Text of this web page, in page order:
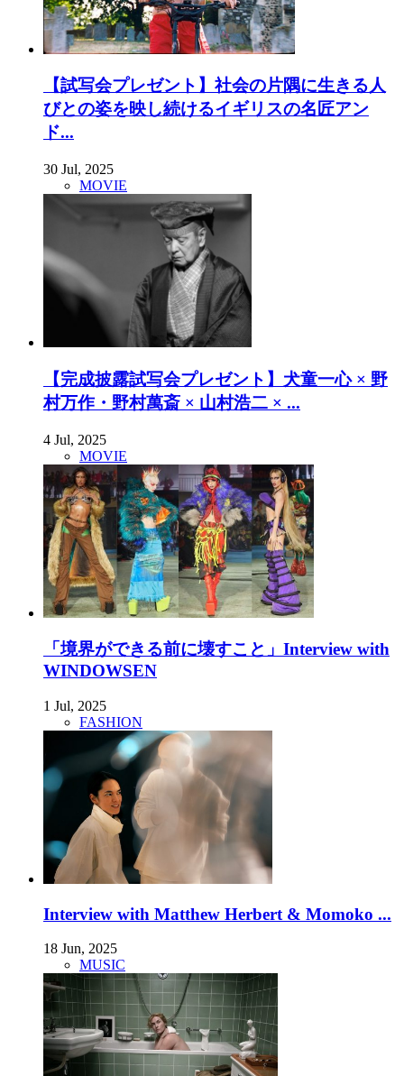
【試写会プレゼント】社会の片隅に生きる人
びとの姿を映し続けるイギリスの名匠アン
ド...
30 Jul, 2025
MOVIE
【完成披露試写会プレゼント】犬童一心 × 野
村万作・野村萬斎 × 山村浩二 × ...
4 Jul, 2025
MOVIE
「境界ができる前に壊すこと」Interview with
WINDOWSEN
1 Jul, 2025
FASHION
Interview with Matthew Herbert & Momoko ...
18 Jun, 2025
MUSIC